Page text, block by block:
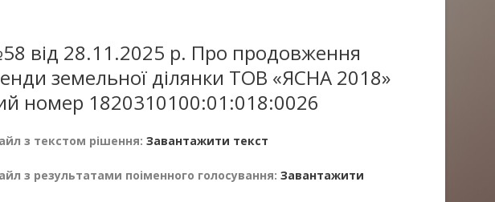
від 28.11.2025 р. Про продовження
земельної ділянки ТОВ «ЯСНА 2018»
номер 1820310100:01:018:0026
з текстом рішення: Завантажити текст
з результатами поіменного голосування: Завантажити